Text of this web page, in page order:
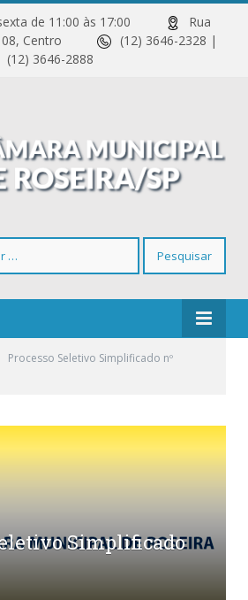
sexta de 11:00 às 17:00
Rua
08, Centro
(12) 3646-2328 |
(12) 3646-2888
Processo Seletivo Simplificado nº
Simplificado